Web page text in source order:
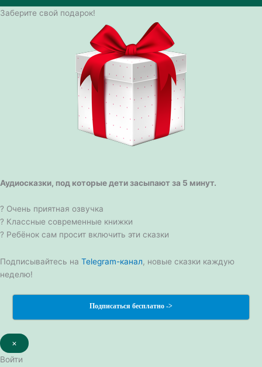
Заберите свой подарок!
Аудиосказки, под которые дети засыпают за 5 минут.
? Очень приятная озвучка
? Классные современные книжки
? Ребёнок сам просит включить эти сказки
Подписывайтесь на Telegram-канал, новые сказки каждую
неделю!
Подписаться бесплатно ->
×
Войти